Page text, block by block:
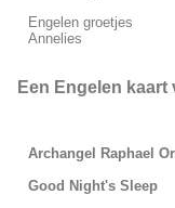
Engelen groetjes
Annelies
Een Engelen kaart
Archangel Raphael
Good Night's Sleep